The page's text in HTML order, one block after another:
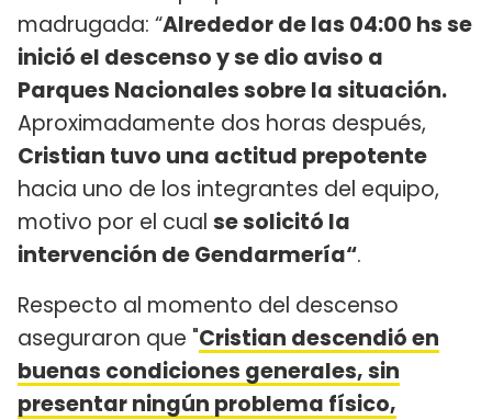
madrugada: “Alrededor de las 04:00 hs se
inició el descenso y se dio aviso a
Parques Nacionales sobre la situación.
Aproximadamente dos horas después,
Cristian tuvo una actitud prepotente
hacia uno de los integrantes del equipo,
motivo por el cual se solicitó la
intervención de Gendarmería“.
Respecto al momento del descenso
aseguraron que "Cristian descendió en
buenas condiciones generales, sin
presentar ningún problema físico,